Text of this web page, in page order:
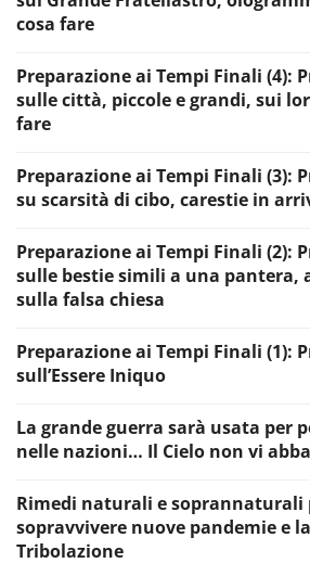
cosa fare
Preparazione ai Tempi Finali (4):
sulle città, piccole e grandi, sui
fare
Preparazione ai Tempi Finali (3):
su scarsità di cibo, carestie in
Preparazione ai Tempi Finali (2):
sulle bestie simili a una pantera,
sulla falsa chiesa
Preparazione ai Tempi Finali (1):
sull’Essere Iniquo
La grande guerra sarà usata per
nelle nazioni… Il Cielo non vi
Rimedi naturali e soprannaturali
sopravvivere nuove pandemie e
Tribolazione